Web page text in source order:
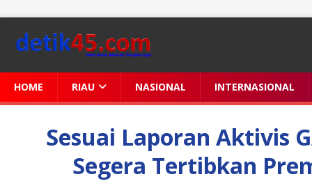
HOME RIAU NASIONAL INTERNASIONAL
Sesuai Laporan Aktivis
Segera Tertibkan